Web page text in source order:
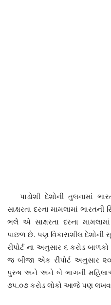
પાડોશી દેશોની તુલનામાં
સાક્ષરતા દરના મામલામાં ભારતની
ભલે એ સાક્ષરતા દરના
પાછળ છે. પણ વિકાસશીલ દેશોની
રીપોર્ટ ના અનુસાર ૬ કરોડ
જ બીજા એક રીપોર્ટ અનુસાર
પુરુષ અને અને બે ભાગની
૭૫.૦૭ કરોડ લોકો આજે પણ